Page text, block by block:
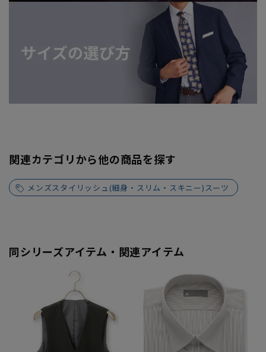
関連カテゴリから他の商品を探す
メンズスタイリッシュ(細身・スリム・スキニー)スーツ
同シリーズアイテム・関連アイテム